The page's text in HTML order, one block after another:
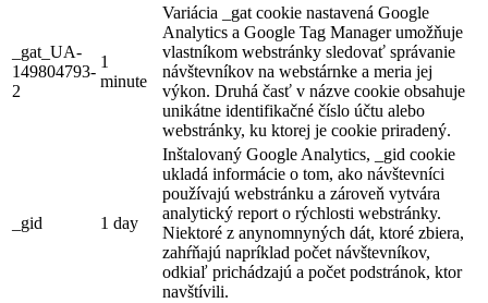
_gat_UA-
149804793-
2
1
minute
Variácia _gat cookie nastavená Google
Analytics a Google Tag Manager umožňuje
vlastníkom webstránky sledovať správanie
návštevníkov na webstárnke a meria jej
výkon. Druhá časť v názve cookie obsahuje
unikátne identifikačné číslo účtu alebo
webstránky, ku ktorej je cookie priradený.
_gid 1 day
Inštalovaný Google Analytics, _gid cookie
ukladá informácie o tom, ako návštevníci
používajú webstránku a zároveň vytvára
analytický report o rýchlosti webstránky.
Niektoré z anynomnyných dát, ktoré zbiera,
zahŕňajú napríklad počet návštevníkov,
odkiaľ prichádzajú a počet podstránok, ktor
navštívili.